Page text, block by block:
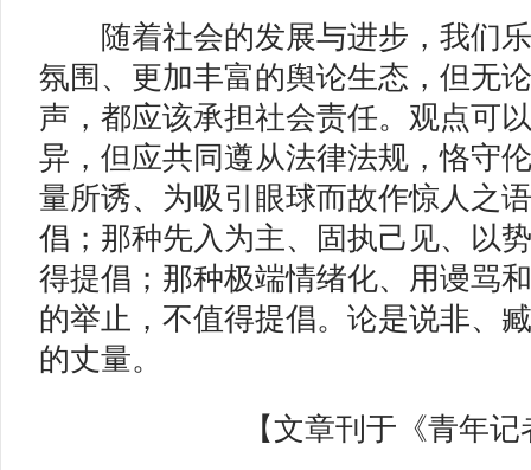
随着社会的发展与进步，我们乐
氛围、更加丰富的舆论生态，但无
声，都应该承担社会责任。观点可
异，但应共同遵从法律法规，恪守
量所诱、为吸引眼球而故作惊人之
倡；那种先入为主、固执己见、以
得提倡；那种极端情绪化、用谩骂
的举止，不值得提倡。论是说非、
的丈量。
【文章刊于《青年记